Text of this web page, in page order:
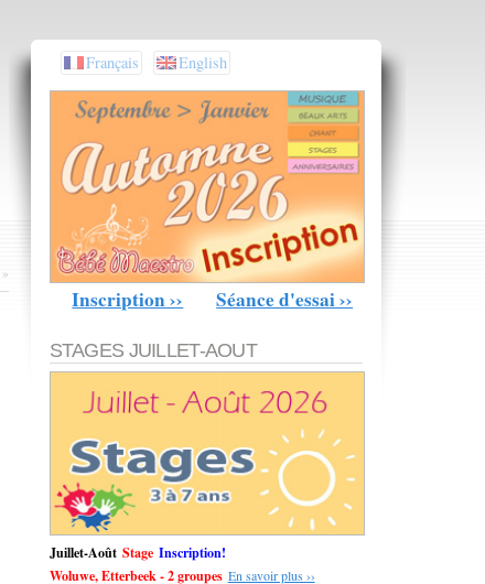
»
Français English
Inscription ›› Séance d'essai ››
STAGES JUILLET-AOUT
Juillet-Août Stage Inscription!
Woluwe, Etterbeek - 2 groupes En savoir plus ››